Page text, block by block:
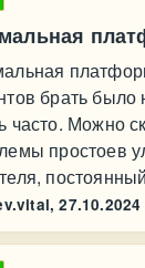
брать было
часто. Можно
простоев
27.10.2024